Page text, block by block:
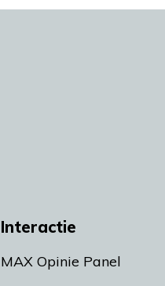
Interactie
MAX Opinie Panel